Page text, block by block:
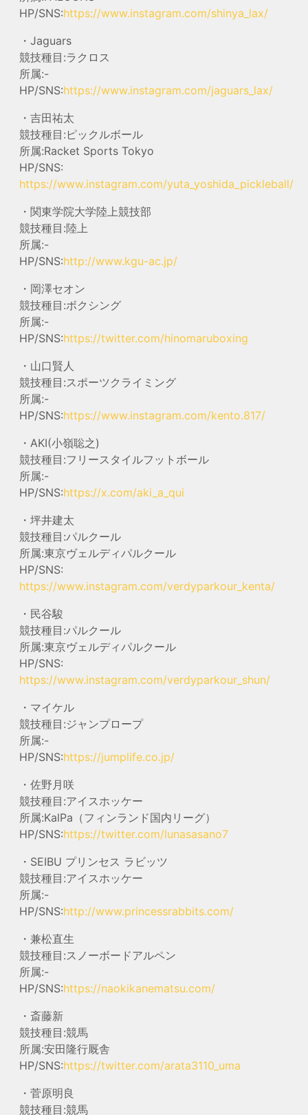
HP/SNS:https://www.instagram.com/shinya_lax/
・Jaguars
競技種目:ラクロス
所属:-
HP/SNS:https://www.instagram.com/jaguars_lax/
・吉田祐太
競技種目:ピックルボール
所属:Racket Sports Tokyo
HP/SNS:
https://www.instagram.com/yuta_yoshida_pickleball/
・関東学院大学陸上競技部
競技種目:陸上
所属:-
HP/SNS:http://www.kgu-ac.jp/
・岡澤セオン
競技種目:ボクシング
所属:-
HP/SNS:https://twitter.com/hinomaruboxing
・山口賢人
競技種目:スポーツクライミング
所属:-
HP/SNS:https://www.instagram.com/kento.817/
・AKI(小嶺聡之)
競技種目:フリースタイルフットボール
所属:-
HP/SNS:https://x.com/aki_a_qui
・坪井建太
競技種目:パルクール
所属:東京ヴェルディパルクール
HP/SNS:
https://www.instagram.com/verdyparkour_kenta/
・民谷駿
競技種目:パルクール
所属:東京ヴェルディパルクール
HP/SNS:
https://www.instagram.com/verdyparkour_shun/
・マイケル
競技種目:ジャンプロープ
所属:-
HP/SNS:https://jumplife.co.jp/
・佐野月咲
競技種目:アイスホッケー
所属:KalPa（フィンランド国内リーグ）
HP/SNS:https://twitter.com/lunasasano7
・SEIBU プリンセス ラビッツ
競技種目:アイスホッケー
所属:-
HP/SNS:http://www.princessrabbits.com/
・兼松直生
競技種目:スノーボードアルペン
所属:-
HP/SNS:https://naokikanematsu.com/
・斎藤新
競技種目:競馬
所属:安田隆行厩舎
HP/SNS:https://twitter.com/arata3110_uma
・菅原明良
競技種目:競馬